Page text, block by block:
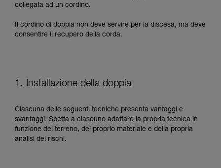
collegata ad un cordino.
Il cordino di doppia non deve servire per la discesa, ma deve
consentire il recupero della corda.
1. Installazione della doppia
Ciascuna delle seguenti tecniche presenta vantaggi e
svantaggi. Spetta a ciascuno adattare la propria tecnica in
funzione del terreno, del proprio materiale e della propria
analisi dei rischi.